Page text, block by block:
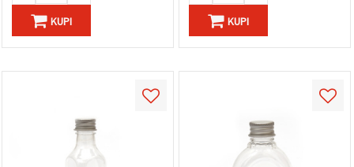
KUPI KUPI